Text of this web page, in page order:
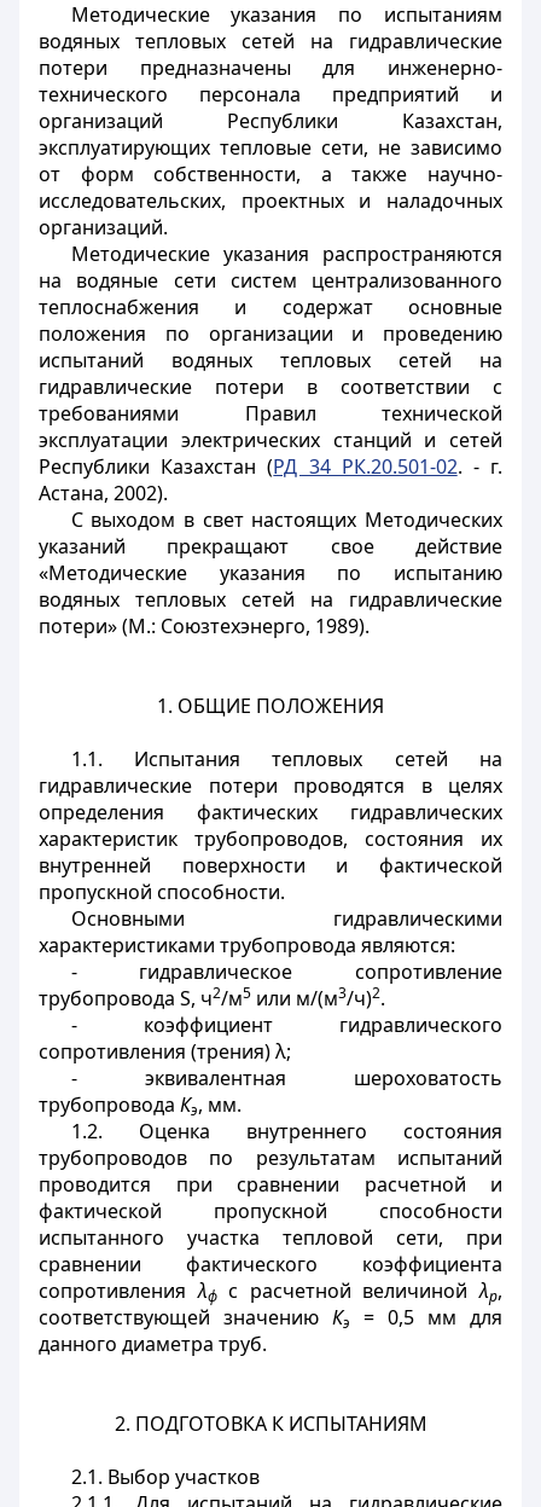
Методические указания по испытаниям
водяных тепловых сетей на гидравлические
потери предназначены для инженерно-
технического персонала предприятий и
организаций Республики Казахстан,
эксплуатирующих тепловые сети, не зависимо
от форм собственности, а также научно-
исследовательских, проектных и наладочных
организаций.
Методические указания распространяются
на водяные сети систем централизованного
теплоснабжения и содержат основные
положения по организации и проведению
испытаний водяных тепловых сетей на
гидравлические потери в соответствии с
требованиями Правил технической
эксплуатации электрических станций и сетей
Республики Казахстан (РД 34 РК.20.501-02. - г.
Астана, 2002).
С выходом в свет настоящих Методических
указаний прекращают свое действие
«Методические указания по испытанию
водяных тепловых сетей на гидравлические
потери» (М.: Союзтехэнерго, 1989).
1. ОБЩИЕ ПОЛОЖЕНИЯ
1.1. Испытания тепловых сетей на
гидравлические потери проводятся в целях
определения фактических гидравлических
характеристик трубопроводов, состояния их
внутренней поверхности и фактической
пропускной способности.
Основными гидравлическими
характеристиками трубопровода являются:
- гидравлическое сопротивление
трубопровода S, ч2/м5 или м/(м3/ч)2.
- коэффициент гидравлического
сопротивления (трения) λ;
- эквивалентная шероховатость
трубопровода Кэ, мм.
1.2. Оценка внутреннего состояния
трубопроводов по результатам испытаний
проводится при сравнении расчетной и
фактической пропускной способности
испытанного участка тепловой сети, при
сравнении фактического коэффициента
сопротивленияλфс расчетной величинойλр,
соответствующей значению Кэ
= 0,5 мм для
данного диаметра труб.
2. ПОДГОТОВКА К ИСПЫТАНИЯМ
2.1. Выбор участков